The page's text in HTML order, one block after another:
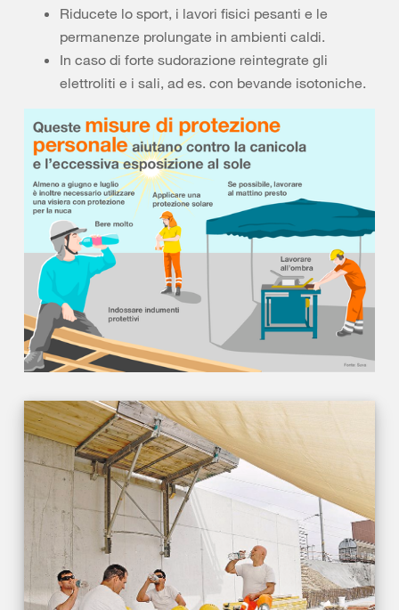
Riducete lo sport, i lavori fisici pesanti e le
permanenze prolungate in ambienti caldi.
In caso di forte sudorazione reintegrate gli
elettroliti e i sali, ad es. con bevande isotoniche.